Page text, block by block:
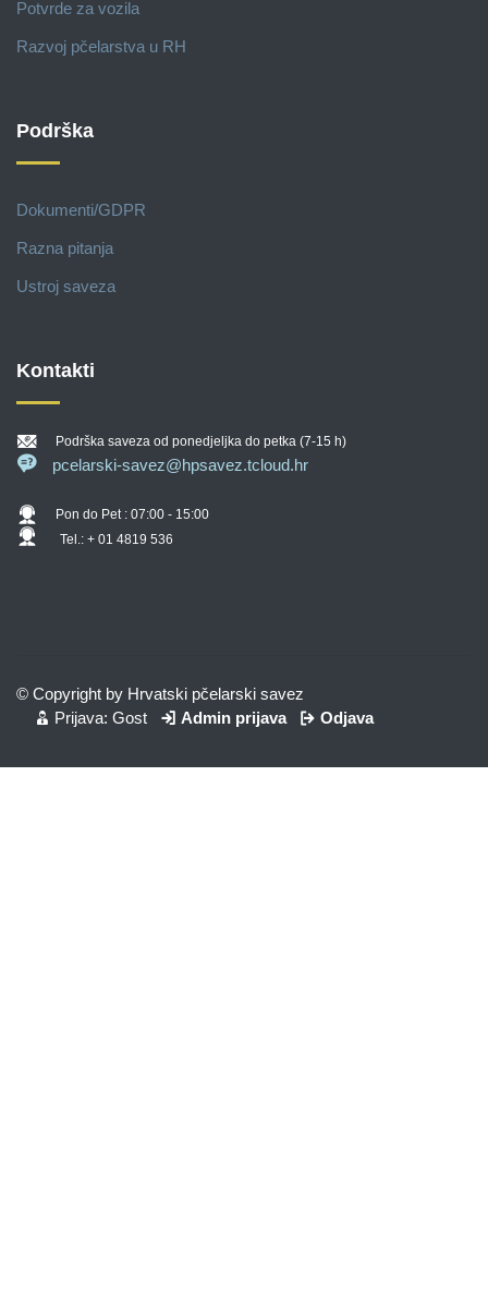
Potvrde za vozila
Razvoj pčelarstva u RH
Podrška
Dokumenti/GDPR
Razna pitanja
Ustroj saveza
Kontakti
Podrška saveza od ponedjeljka do petka (7-15 h)
pcelarski-savez@hpsavez.tcloud.hr
Pon do Pet : 07:00 - 15:00
Tel.: + 01 4819 536
© Copyright by Hrvatski pčelarski savez
Prijava: Gost
Admin prijava Odjava